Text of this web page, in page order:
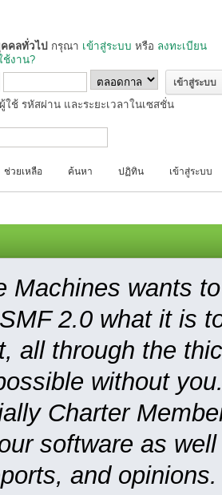
คลทั่วไป กรุณา เข้าสู่ระบบ หรือ ลงทะเบียน
ช้งาน?
ใช้ รหัสผ่าน และระยะเวลาในเซสชั่น
ช่วยเหลือ ค้นหา ปฏิทิน เข้าสู่ระบบ
Machines wants
2.0 what it is
all through the
without
Charter
software as
and opinions.